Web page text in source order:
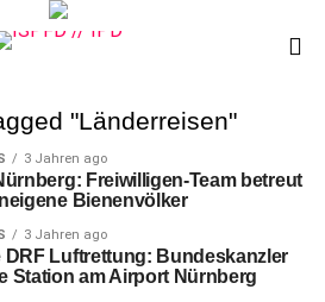
"Länderreisen"
3 Jahren ago
Freiwilligen-Team betreut
Bienenvölker
3 Jahren ago
DRF Luftrettung: Bundeskanzler
Station am Airport Nürnberg